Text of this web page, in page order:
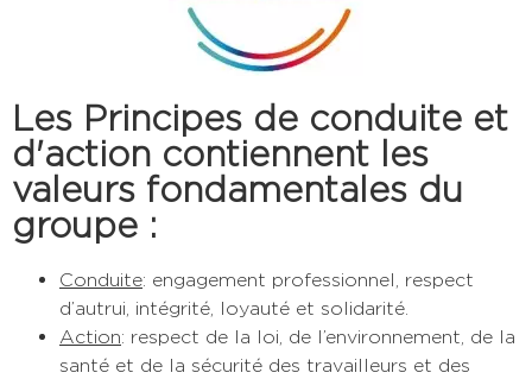
Les Principes de conduite et
d'action contiennent les
valeurs fondamentales du
groupe :
Conduite: engagement professionnel, respect
d’autrui, intégrité, loyauté et solidarité.
Action: respect de la loi, de l’environnement, de la
santé et de la sécurité des travailleurs et des